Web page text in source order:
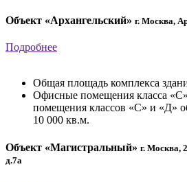
Объект «Архангельский» г. Москва,
Подробнее
Общая площадь комплекса
Офисные помещения класса
помещения классов «С» и «Д»
10 000 кв.м.
Объект «Магистральный» г. Москва,
д.7а